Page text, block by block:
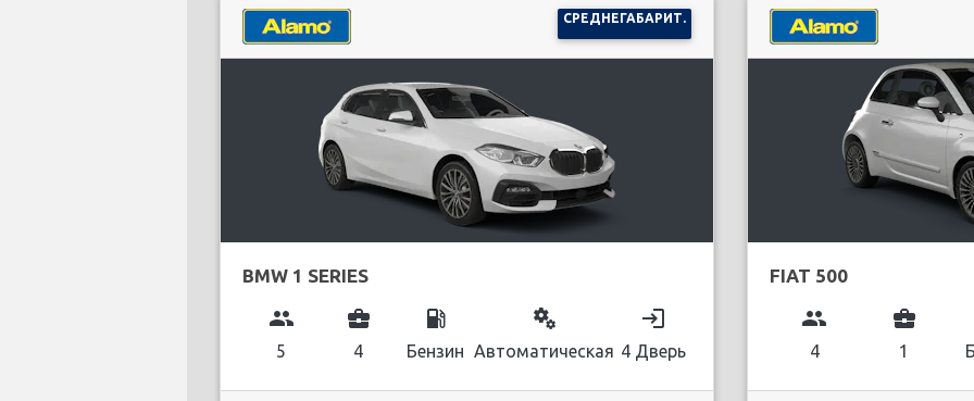
СРЕДНЕГАБАРИТ.
BMW 1 SERIES
group
5
business_center
4
local_gas_station
Бензин
miscellaneous_services
Автоматическая
login
4 Дверь
FIAT 500
group
4
business_center
1